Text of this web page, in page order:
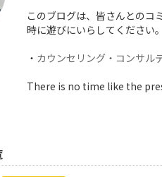
このブログは、皆さんとのコ
時に遊びにいらしてください。
・ カウンセリング・コンサル
There is no time like the